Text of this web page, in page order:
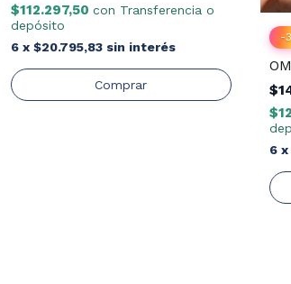
$112.297,50con Transferencia o
depósito
6 x$20.795,83 sin interés
-
6 x